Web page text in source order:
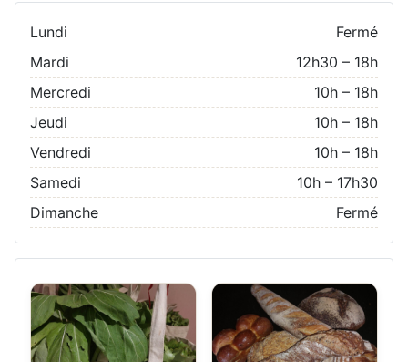
Lundi
Fermé
Mardi
12h30 – 18h
Mercredi
10h – 18h
Jeudi
10h – 18h
Vendredi
10h – 18h
Samedi
10h – 17h30
Dimanche
Fermé